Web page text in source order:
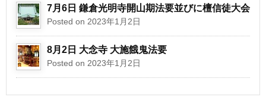
7月6日 鎌倉光明寺開山期法要並びに檀信徒大会
Posted on 2023年1月2日
8月2日 大念寺 大施餓鬼法要
Posted on 2023年1月2日